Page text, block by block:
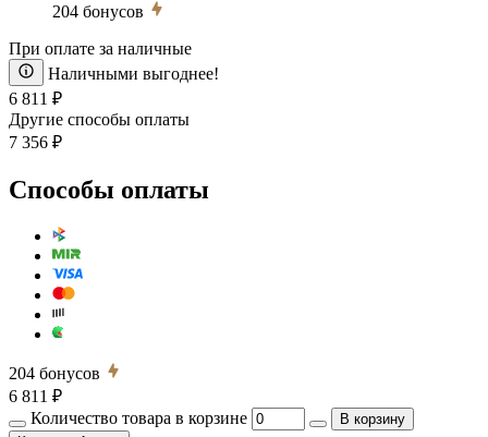
204 бонусов
При оплате за наличные
Наличными выгоднее!
6 811 ₽
Другие способы оплаты
7 356 ₽
Способы оплаты
204 бонусов
6 811 ₽
Количество товара в корзине
В корзину